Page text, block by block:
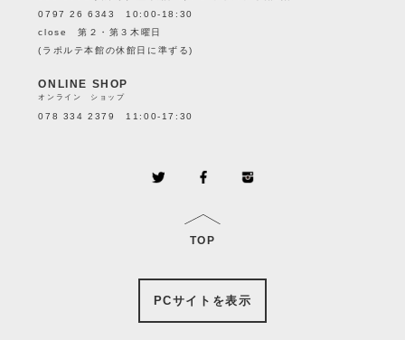
0797 26 6343 10:00-18:30
close 第２・第３木曜日
(ラポルテ本館の休館日に準ずる)
ONLINE SHOP
オンライン ショップ
078 334 2379 11:00-17:30
TOP
PCサイトを表示